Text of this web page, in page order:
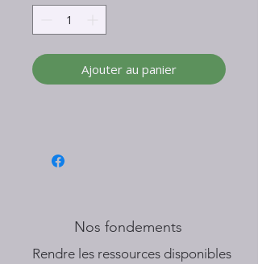
Ajouter au panier
Nos fondements
​Rendre les ressources disponibles